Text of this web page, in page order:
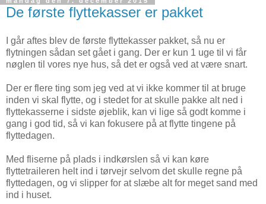
De første flyttekasser er pakket
I går aftes blev de første flyttekasser pakket, så nu er
flytningen sådan set gået i gang. Der er kun 1 uge til vi får
nøglen til vores nye hus, så det er også ved at være snart.
Der er flere ting som jeg ved at vi ikke kommer til at bruge
inden vi skal flytte, og i stedet for at skulle pakke alt ned i
flyttekasserne i sidste øjeblik, kan vi lige så godt komme i
gang i god tid, så vi kan fokusere på at flytte tingene på
flyttedagen.
Med fliserne på plads i indkørslen så vi kan køre
flyttetraileren helt ind i tørvejr selvom det skulle regne på
flyttedagen, og vi slipper for at slæbe alt for meget sand med
ind i huset.